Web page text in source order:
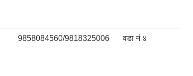
9858084560/9818325006 वडा नं ४